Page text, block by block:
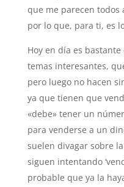
que me parecen todos
por lo que, para ti, es
Hoy en día es
temas interesantes,
pero luego no hacen
ya que tienen que
«debe» tener un
para venderse a un
suelen divagar sobre
siguen intentando
probable que ya la